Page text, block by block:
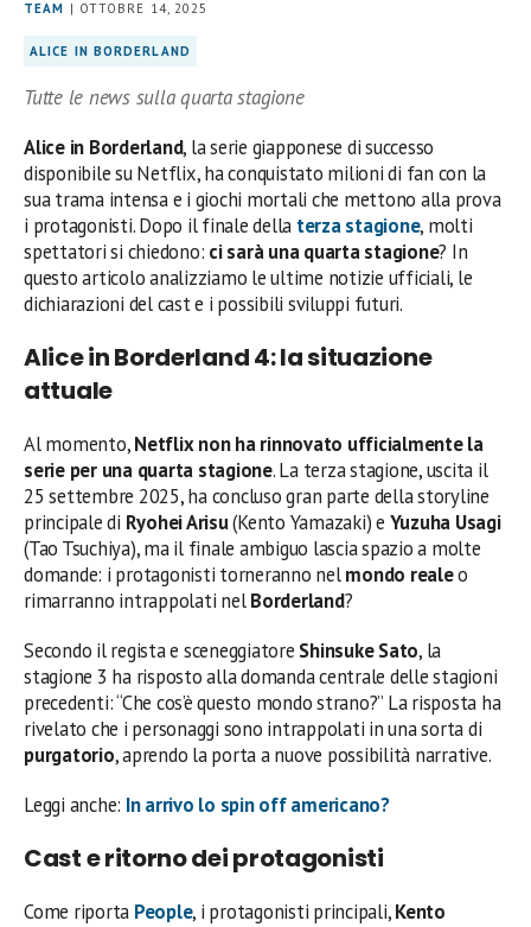
TEAM | OTTOBRE 14, 2025
ALICE IN BORDERLAND
Tutte le news sulla quarta stagione
Alice in Borderland, la serie giapponese di successo
disponibile su Netflix, ha conquistato milioni di fan con la
sua trama intensa e i giochi mortali che mettono alla prova
i protagonisti. Dopo il finale della terza stagione, molti
spettatori si chiedono: ci sarà una quarta stagione? In
questo articolo analizziamo le ultime notizie ufficiali, le
dichiarazioni del cast e i possibili sviluppi futuri.
Alice in Borderland 4: la situazione
attuale
Al momento,Netflix non ha rinnovato ufficialmente la
serie per una quarta stagione. La terza stagione, uscita il
25 settembre 2025, ha concluso gran parte della storyline
principale di Ryohei Arisu(Kento Yamazaki) e Yuzuha Usagi
(Tao Tsuchiya), ma il finale ambiguo lascia spazio a molte
domande: i protagonisti torneranno nelmondo realeo
rimarranno intrappolati nelBorderland?
Secondo il regista e sceneggiatore Shinsuke Sato, la
stagione 3 ha risposto alla domanda centrale delle stagioni
precedenti: “Che cos’è questo mondo strano?” La risposta ha
rivelato che i personaggi sono intrappolati in una sorta di
purgatorio, aprendo la porta a nuove possibilità narrative.
Leggi anche: In arrivo lo spin off americano?
Cast e ritorno dei protagonisti
Come riporta People, i protagonisti principali,Kento